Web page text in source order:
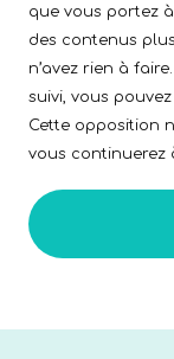
que vous portez
des contenus
n’avez rien à
suivi, vous
Cette opposition
vous continuerez